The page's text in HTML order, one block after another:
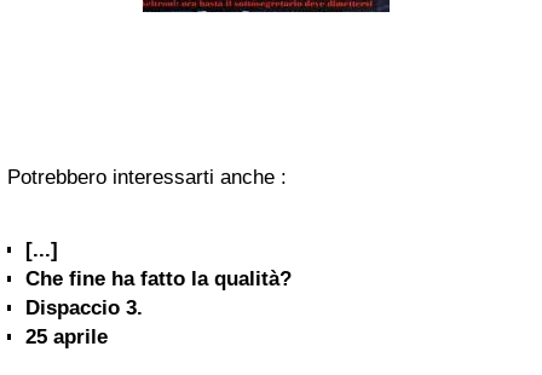
Potrebbero interessarti anche :
[...]
Che fine ha fatto la qualità?
Dispaccio 3.
25 aprile